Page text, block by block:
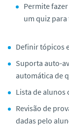
Permite
um quiz
Definir tópicos
Suporta auto-
automática de
Lista de alunos
Revisão de
dadas pelo